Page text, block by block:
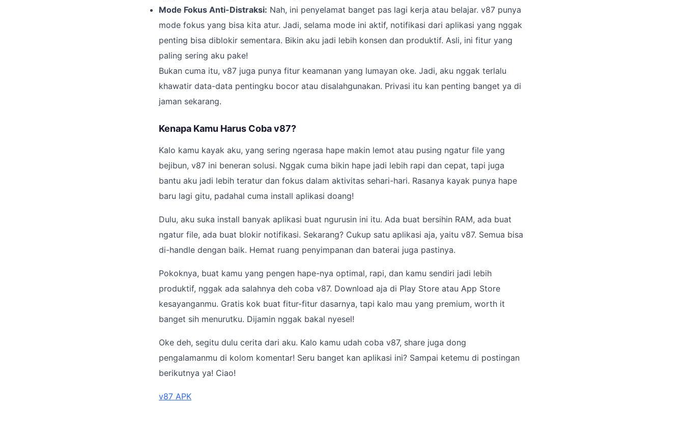
Mode Fokus Anti-Distraksi: Nah, ini penyelamat banget pas lagi kerja atau belajar. v87 punya
mode fokus yang bisa kita atur. Jadi, selama mode ini aktif, notifikasi dari aplikasi yang nggak
penting bisa diblokir sementara. Bikin aku jadi lebih konsen dan produktif. Asli, ini fitur yang
paling sering aku pake!
Bukan cuma itu, v87 juga punya fitur keamanan yang lumayan oke. Jadi, aku nggak terlalu
khawatir data-data pentingku bocor atau disalahgunakan. Privasi itu kan penting banget ya di
jaman sekarang.
Kenapa Kamu Harus Coba v87?
Kalo kamu kayak aku, yang sering ngerasa hape makin lemot atau pusing ngatur file yang
bejibun, v87 ini beneran solusi. Nggak cuma bikin hape jadi lebih rapi dan cepat, tapi juga
bantu aku jadi lebih teratur dan fokus dalam aktivitas sehari-hari. Rasanya kayak punya hape
baru lagi gitu, padahal cuma install aplikasi doang!
Dulu, aku suka install banyak aplikasi buat ngurusin ini itu. Ada buat bersihin RAM, ada buat
ngatur file, ada buat blokir notifikasi. Sekarang? Cukup satu aplikasi aja, yaitu v87. Semua bisa
di-handle dengan baik. Hemat ruang penyimpanan dan baterai juga pastinya.
Pokoknya, buat kamu yang pengen hape-nya optimal, rapi, dan kamu sendiri jadi lebih
produktif, nggak ada salahnya deh coba v87. Download aja di Play Store atau App Store
kesayanganmu. Gratis kok buat fitur-fitur dasarnya, tapi kalo mau yang premium, worth it
banget sih menurutku. Dijamin nggak bakal nyesel!
Oke deh, segitu dulu cerita dari aku. Kalo kamu udah coba v87, share juga dong
pengalamanmu di kolom komentar! Seru banget kan aplikasi ini? Sampai ketemu di postingan
berikutnya ya! Ciao!
v87 APK